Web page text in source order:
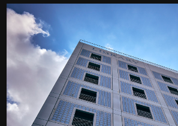
Die imposante